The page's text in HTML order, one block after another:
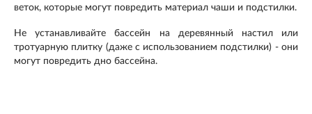
веток, которые могут повредить материал чаши и подстилки.
Не устанавливайте бассейн на деревянный настил или
тротуарную плитку (даже с использованием подстилки) - они
могут повредить дно бассейна.